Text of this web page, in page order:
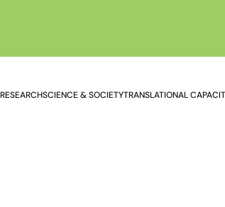
RESEARCHSCIENCE & SOCIETYTRANSLATIONAL